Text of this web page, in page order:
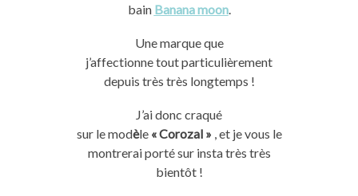
bain Banana moon.
Une marque que
j’affectionne tout particulièrement
depuis très très longtemps !
J’ai donc craqué
sur le modèle « Corozal » , et je vous le
montrerai porté sur insta très très
bientôt !